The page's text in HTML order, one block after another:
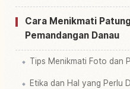
Cara Menikmati
Pemandangan Danau
Tips Menikmati Foto dan
Etika dan Hal yang Perlu